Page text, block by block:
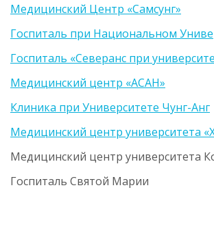
Медицинский Центр «Самсунг»
Госпиталь при Национальном
Госпиталь «Северанс при
Медицинский центр «АСАН»
Клиника при Университете Чунг-Анг
Медицинский центр университета
Медицинский центр университета
Госпиталь Святой Марии